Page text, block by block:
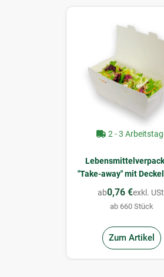
2 - 3
"Take-away" mit
110 x 100 mm
ab0,76 €exkl.
ab 660 Stück
Zum Artikel